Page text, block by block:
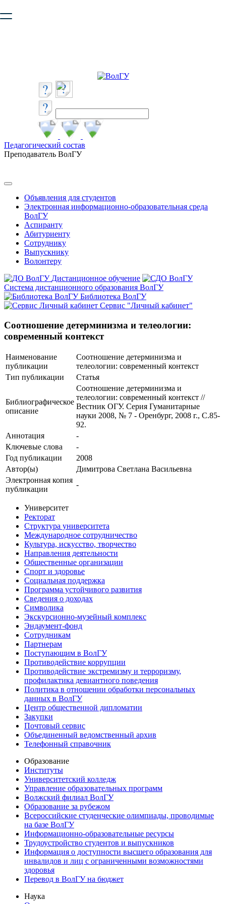
безопасную работу с сайтом. Пожалуйста
Педагогический состав
Преподаватель ВолГУ
Объявления для студентов
Электронная информационно-образовательная среда
ВолГУ
Аспиранту
Абитуриенту
Сотруднику
Выпускнику
Волонтеру
Дистанционное обучение
Система дистанционного образования ВолГУ
Библиотека ВолГУ
Сервис "Личный кабинет"
Соотношение детерминизма и телеологии:
современный контекст
Наименование
публикации
Соотношение детерминизма и
телеологии: современный контекст
Тип публикации
Статья
Библиографическое
описание
Соотношение детерминизма и
телеологии: современный контекст //
Вестник ОГУ. Серия Гуманитарные
науки 2008, № 7 - Оренбург, 2008 г., С.85-
92.
Аннотация
-
Ключевые cлова
-
Год публикации
2008
Автор(ы)
Димитрова Светлана Васильевна
Электронная копия
публикации
-
Университет
Ректорат
Структура университета
Международное сотрудничество
Культура, искусство, творчество
Направления деятельности
Общественные организации
Спорт и здоровье
Социальная поддержка
Программа устойчивого развития
Сведения о доходах
Символика
Экскурсионно-музейный комплекс
Эндаумент-фонд
Сотрудникам
Партнерам
Поступающим в ВолГУ
Противодействие коррупции
Противодействие экстремизму и терроризму,
профилактика девиантного поведения
Политика в отношении обработки персональных
данных в ВолГУ
Центр общественной дипломатии
Закупки
Почтовый сервис
Объединенный ведомственный архив
Телефонный справочник
Образование
Институты
Университетский колледж
Управление образовательных программ
Волжский филиал ВолГУ
Образование за рубежом
Всероссийские студенческие олимпиады, проводимые
на базе ВолГУ
Информационно-образовательные ресурсы
Трудоустройство студентов и выпускников
Информация о доступности высшего образования для
инвалидов и лиц с ограниченными возможностями
здоровья
Перевод в ВолГУ на бюджет
Наука